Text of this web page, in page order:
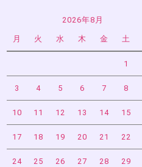
2026年8月
月 火 水 木 金 土
1
3 4 5 6 7 8
10 11 12 13 14 15
17 18 19 20 21 22
24 25 26 27 28 29